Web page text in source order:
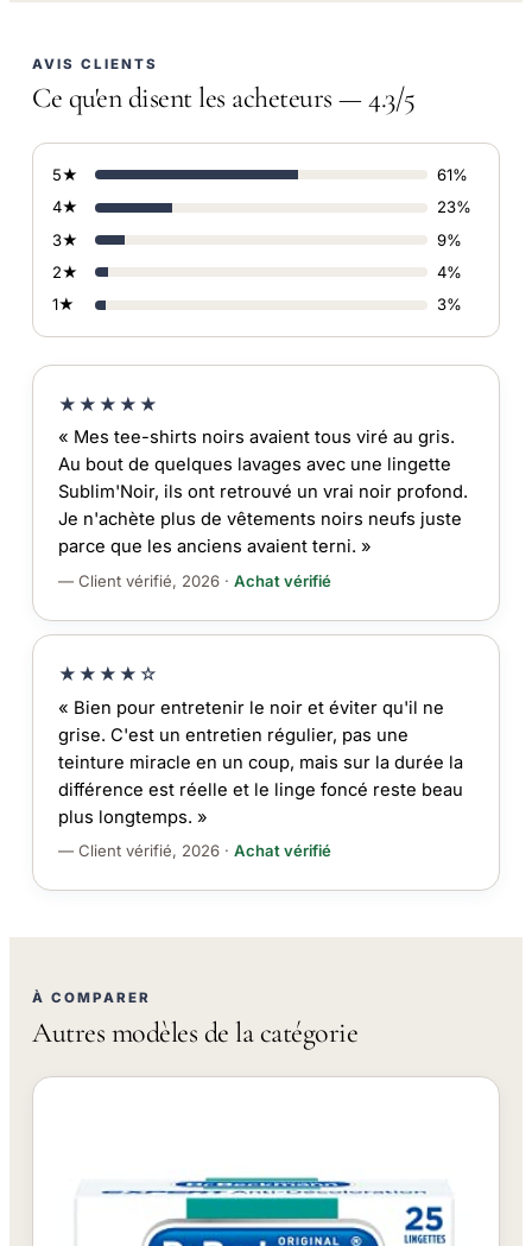
AVIS CLIENTS
Ce qu'en disent les acheteurs — 4.3/5
5★
61%
4★
23%
3★
9%
2★
4%
1★
3%
★★★★★
« Mes tee-shirts noirs avaient tous viré au gris.
Au bout de quelques lavages avec une lingette
Sublim'Noir, ils ont retrouvé un vrai noir profond.
Je n'achète plus de vêtements noirs neufs juste
parce que les anciens avaient terni. »
— Client vérifié, 2026 · Achat vérifié
★★★★☆
« Bien pour entretenir le noir et éviter qu'il ne
grise. C'est un entretien régulier, pas une
teinture miracle en un coup, mais sur la durée la
différence est réelle et le linge foncé reste beau
plus longtemps. »
— Client vérifié, 2026 · Achat vérifié
À COMPARER
Autres modèles de la catégorie